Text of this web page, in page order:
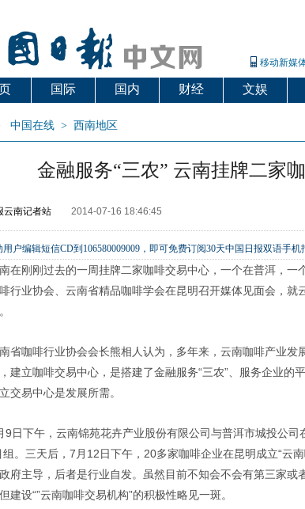
移动新媒
国际 国内 财经 文娱
中国在线 > 西南地区
金融服务“三农” 云南挂牌二家
云南记者站 2014-07-16 18:46:45
用户编辑短信CD到106580009009，即可免费订阅30天中国日报双语手
在刚刚过去的一周挂牌二家咖啡交易中心，一个在普洱，一
行业协会、云南省精品咖啡学会在昆明召开媒体见面会，就
省咖啡行业协会会长熊相人认为，多年来，云南咖啡产业发
建立咖啡交易中心，是搭建了金融服务“三农”、服务企业的
交易中心是发展所需。
9日下午，云南锦苑花卉产业股份有限公司与普洱市城投公司
组。三天后，7月12日下午，20多家咖啡企业在昆明成立“云
府主导，后者是行业自发。虽然目前不知会不会有第三家或
建设“”云南咖啡交易机构”的积极性略见一斑。